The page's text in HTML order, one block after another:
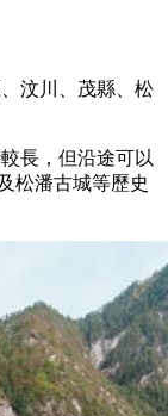
汶川、茂縣、松
長，但沿途可以
松潘古城等歷史